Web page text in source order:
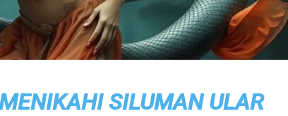
SILUMAN ULAR